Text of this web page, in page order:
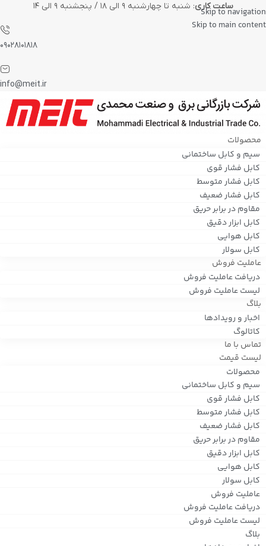
Skip to navigation
Skip to main content
ساعت کاری: شنبه تا چهارشنبه ۹ الی ۱۸ / پنجشنبه ۹ الی ۱۴
۰۹۰۲۸۱۰۱۸۱۸
info@meit.ir
محصولات
سیم و کابل ساختمانی
کابل فشار قوی
کابل فشار متوسط
کابل فشار ضعیف
مقاوم در برابر حریق
کابل ابزار دقیق
کابل هوایی
کابل سولار
عاملیت فروش
دریافت عاملیت فروش
لیست عاملیت فروش
بلاگ
اخبار و رویدادها
کاتالوگ
تماس با ما
لیست قیمت
محصولات
سیم و کابل ساختمانی
کابل فشار قوی
کابل فشار متوسط
کابل فشار ضعیف
مقاوم در برابر حریق
کابل ابزار دقیق
کابل هوایی
کابل سولار
عاملیت فروش
دریافت عاملیت فروش
لیست عاملیت فروش
بلاگ